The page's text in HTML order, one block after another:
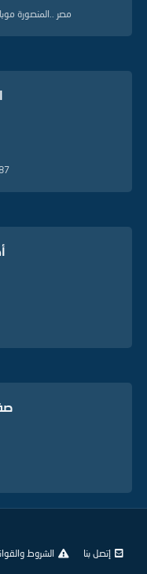
مصر ..المنصورة موبايل
إتصل بنا الشروط